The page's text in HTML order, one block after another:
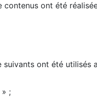
ont été
ont été utilisés
;